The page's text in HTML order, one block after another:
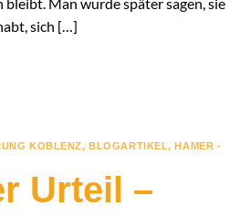
sich […]
KOBLENZ,BLOGARTIKEL,HAMER -
Urteil –